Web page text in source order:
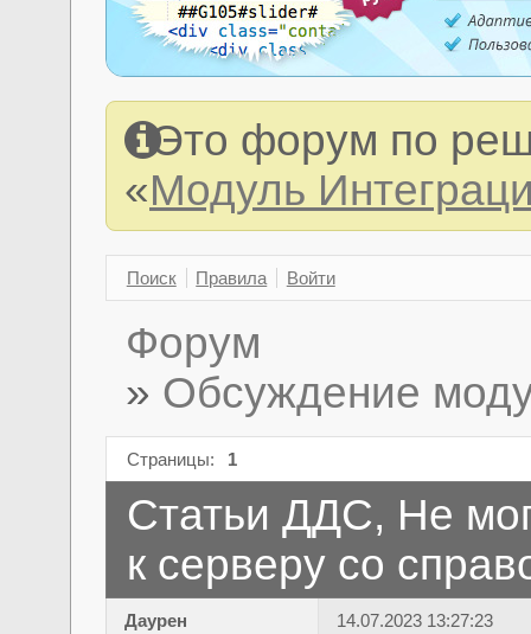
Это форум по
«Модуль
Поиск Правила Войти
Форум
» Обсуждение
Страницы: 1
Статьи ДДС, Не
к серверу со
Даурен
14.07.2023 13:27:23